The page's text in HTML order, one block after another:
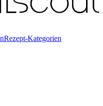
Rezept-Kategorien